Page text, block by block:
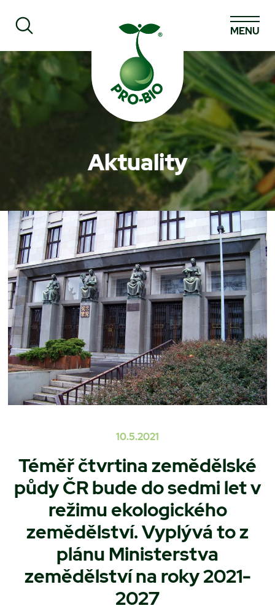
Prohledat PRO-BIO
MENU
Aktuality
10.5.2021
Téměř čtvrtina zemědělské
půdy ČR bude do sedmi let v
režimu ekologického
zemědělství. Vyplývá to z
plánu Ministerstva
zemědělství na roky 2021-
2027